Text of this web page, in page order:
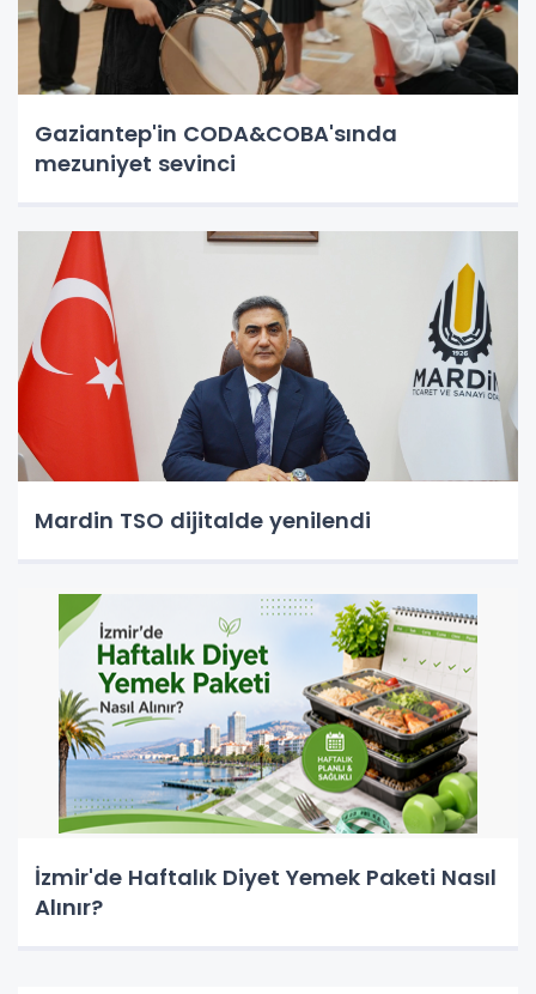
Gaziantep'in CODA&COBA'sında
mezuniyet sevinci
Mardin TSO dijitalde yenilendi
İzmir'de Haftalık Diyet Yemek Paketi Nasıl
Alınır?